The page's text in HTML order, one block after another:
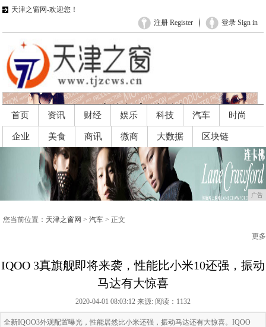
天津之窗网-欢迎您！
登录 Sign in
注册 Register
首页 资讯 财经 娱乐 科技 汽车 时尚
企业 美食 商讯 微商 大数据 区块链
广告
您当前位置： 天津之窗网 > 汽车 > 正文
更多
IQOO 3真旗舰即将来袭，性能比小米10还强，振动
马达有大惊喜
2020-04-01 08:03:12 来源: 阅读：1132
全新IQOO3外观配置曝光，性能居然比小米还强，振动马达还有大惊喜。IQOO